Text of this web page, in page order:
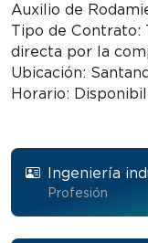
Auxilio de
Tipo de Contrato:
directa por la
Ubicación:
Horario:
Ingeniería
Profesión